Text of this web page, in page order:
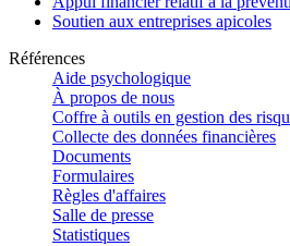
Soutien aux entreprises apicoles
Références
Aide psychologique
À propos de nous
Coffre à outils en gestion des
Collecte des données financières
Documents
Formulaires
Règles d'affaires
Salle de presse
Statistiques